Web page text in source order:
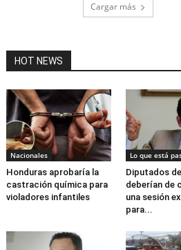
Cargar más
HOT NEWS
Nacionales
Honduras aprobaría la
castración química para
violadores infantiles
Lo que está
Diputados
deberían de
una sesión
para...